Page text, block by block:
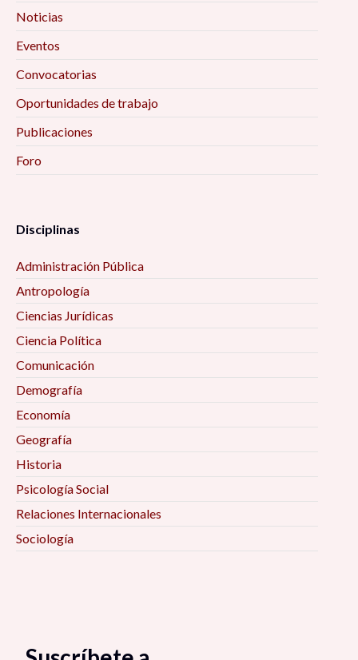
Noticias
Eventos
Convocatorias
Oportunidades de trabajo
Publicaciones
Foro
Disciplinas
Administración Pública
Antropología
Ciencias Jurídicas
Ciencia Política
Comunicación
Demografía
Economía
Geografía
Historia
Psicología Social
Relaciones Internacionales
Sociología